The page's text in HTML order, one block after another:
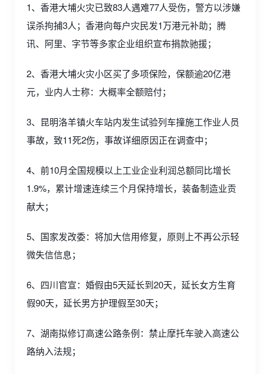
1、香港大埔火灾已致83人遇难77人受伤，警方以涉嫌
误杀拘捕3人；香港向每户灾民发1万港元补助；腾
讯、阿里、字节等多家企业组织宣布捐款驰援；
2、香港大埔火灾小区买了多项保险，保额逾20亿港
元，业内人士称：大概率全额赔付；
3、昆明洛羊镇火车站内发生试验列车撞施工作业人员
事故，致11死2伤，事故详细原因正在调查中；
4、前10月全国规模以上工业企业利润总额同比增长
1.9%，累计增速连续三个月保持增长，装备制造业贡
献大；
5、国家发改委：将加大信用修复，原则上不再公示轻
微失信信息；
6、四川官宣：婚假由5天延长到20天，延长女方生育
假90天，延长男方护理假至30天；
7、湖南拟修订高速公路条例：禁止摩托车驶入高速公
路纳入法规；